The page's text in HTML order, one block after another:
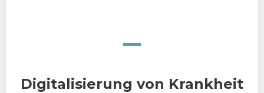
Digitalisierung von Krankheit